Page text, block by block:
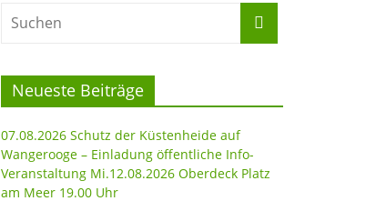
Neueste Beiträge
07.08.2026 Schutz der Küstenheide auf
Wangerooge – Einladung öffentliche Info-
Veranstaltung Mi.12.08.2026 Oberdeck Platz
am Meer 19.00 Uhr